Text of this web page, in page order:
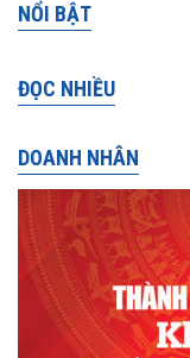
NỔI BẬT
ĐỌC NHIỀU
DOANH NHÂN